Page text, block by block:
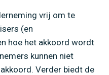
vrij om te
(en
hoe het akkoord wordt
kunnen niet
Verder biedt de